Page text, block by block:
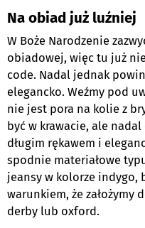
Na obiad już luźniej
W Boże Narodzenie
obiadowej, więc tu już
code. Nadal jednak
elegancko. Weźmy pod
nie jest pora na kolie z
być w krawacie, ale
długim rękawem i
spodnie materiałowe
jeansy w kolorze indygo,
warunkiem, że założymy
derby lub oxford.